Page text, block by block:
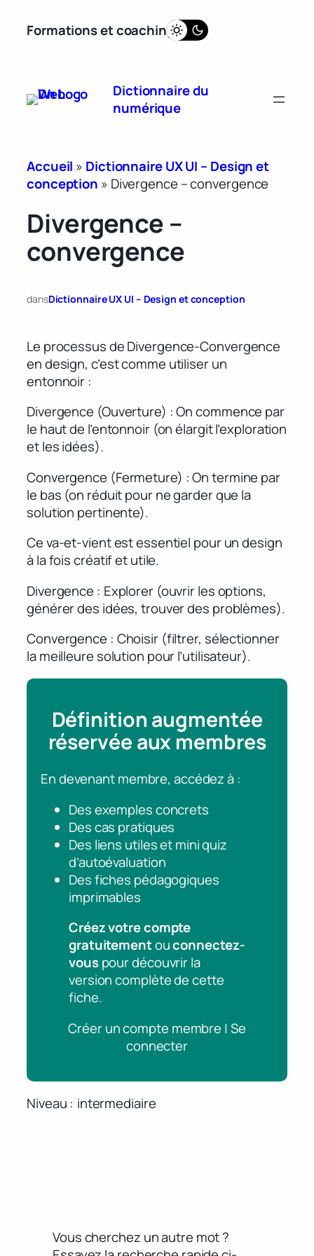
Formations et coaching
Dictionnaire du
numérique
Accueil » Dictionnaire UX UI – Design et
conception » Divergence – convergence
Divergence –
convergence
dansDictionnaire UX UI – Design et conception
Le processus de Divergence-Convergence
en design, c’est comme utiliser un
entonnoir :
Divergence (Ouverture) : On commence par
le haut de l’entonnoir (on élargit l’exploration
et les idées).
Convergence (Fermeture) : On termine par
le bas (on réduit pour ne garder que la
solution pertinente).
Ce va-et-vient est essentiel pour un design
à la fois créatif et utile.
Divergence : Explorer (ouvrir les options,
générer des idées, trouver des problèmes).
Convergence : Choisir (filtrer, sélectionner
la meilleure solution pour l’utilisateur).
Définition augmentée
réservée aux membres
En devenant membre, accédez à :
Des exemples concrets
Des cas pratiques
Des liens utiles et mini quiz
d’autoévaluation
Des fiches pédagogiques
imprimables
Créez votre compte
gratuitementouconnectez-
vouspour découvrir la
version complète de cette
fiche.
Créer un compte membre | Se
connecter
Niveau intermediaire
Vous cherchez un autre mot ?